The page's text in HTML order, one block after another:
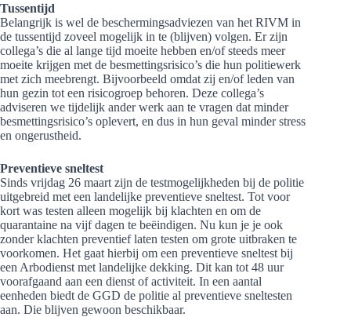
Tussentijd
Belangrijk is wel de beschermingsadviezen van het RIVM in
de tussentijd zoveel mogelijk in te (blijven) volgen. Er zijn
collega’s die al lange tijd moeite hebben en/of steeds meer
moeite krijgen met de besmettingsrisico’s die hun politiewerk
met zich meebrengt. Bijvoorbeeld omdat zij en/of leden van
hun gezin tot een risicogroep behoren. Deze collega’s
adviseren we tijdelijk ander werk aan te vragen dat minder
besmettingsrisico’s oplevert, en dus in hun geval minder stress
en ongerustheid.
Preventieve sneltest
Sinds vrijdag 26 maart zijn de testmogelijkheden bij de politie
uitgebreid met een landelijke preventieve sneltest. Tot voor
kort was testen alleen mogelijk bij klachten en om de
quarantaine na vijf dagen te beëindigen. Nu kun je je ook
zonder klachten preventief laten testen om grote uitbraken te
voorkomen. Het gaat hierbij om een preventieve sneltest bij
een Arbodienst met landelijke dekking. Dit kan tot 48 uur
voorafgaand aan een dienst of activiteit. In een aantal
eenheden biedt de GGD de politie al preventieve sneltesten
aan. Die blijven gewoon beschikbaar.